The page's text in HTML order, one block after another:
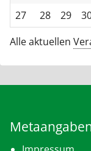
27
28 29
Alle aktuellen